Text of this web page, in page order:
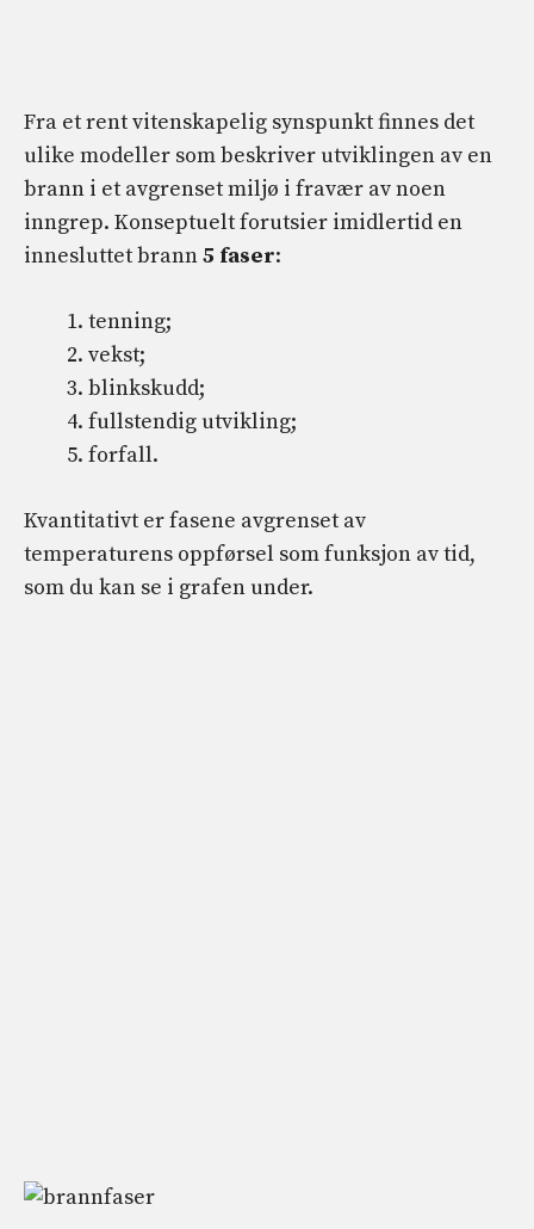
Fra et rent vitenskapelig synspunkt finnes det
ulike modeller som beskriver utviklingen av en
brann i et avgrenset miljø i fravær av noen
inngrep. Konseptuelt forutsier imidlertid en
innesluttet brann5 faser:
tenning;
vekst;
blinkskudd;
fullstendig utvikling;
forfall.
Kvantitativt er fasene avgrenset av
temperaturens oppførsel som funksjon av tid,
som du kan se i grafen under.